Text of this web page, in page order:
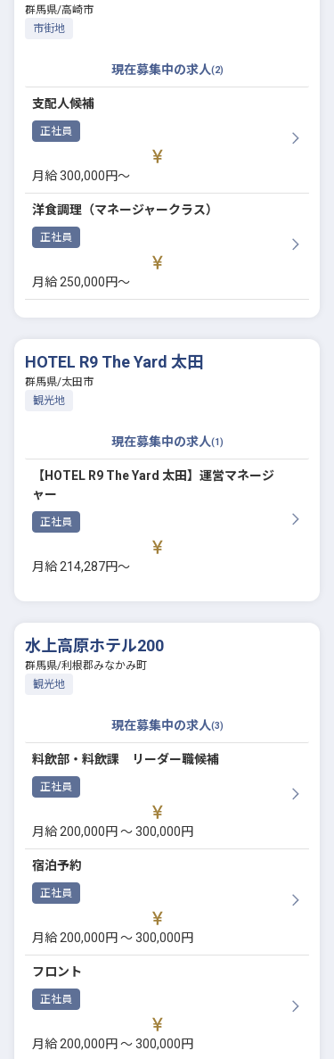
群馬県/高崎市
市街地
現在募集中の求人(2)
正社員
支配人候補
月給 300,000円〜
正社員
洋食調理（マネージャークラス）
月給 250,000円〜
HOTEL R9 The Yard 太田
群馬県/太田市
観光地
現在募集中の求人(1)
正社員
【HOTEL R9 The Yard 太田】運営マネージ
ャー
月給 214,287円〜
水上高原ホテル200
群馬県/利根郡みなかみ町
観光地
現在募集中の求人(3)
正社員
料飲部・料飲課 リーダー職候補
月給 200,000円 〜 300,000円
正社員
宿泊予約
月給 200,000円 〜 300,000円
正社員
フロント
月給 200,000円 〜 300,000円